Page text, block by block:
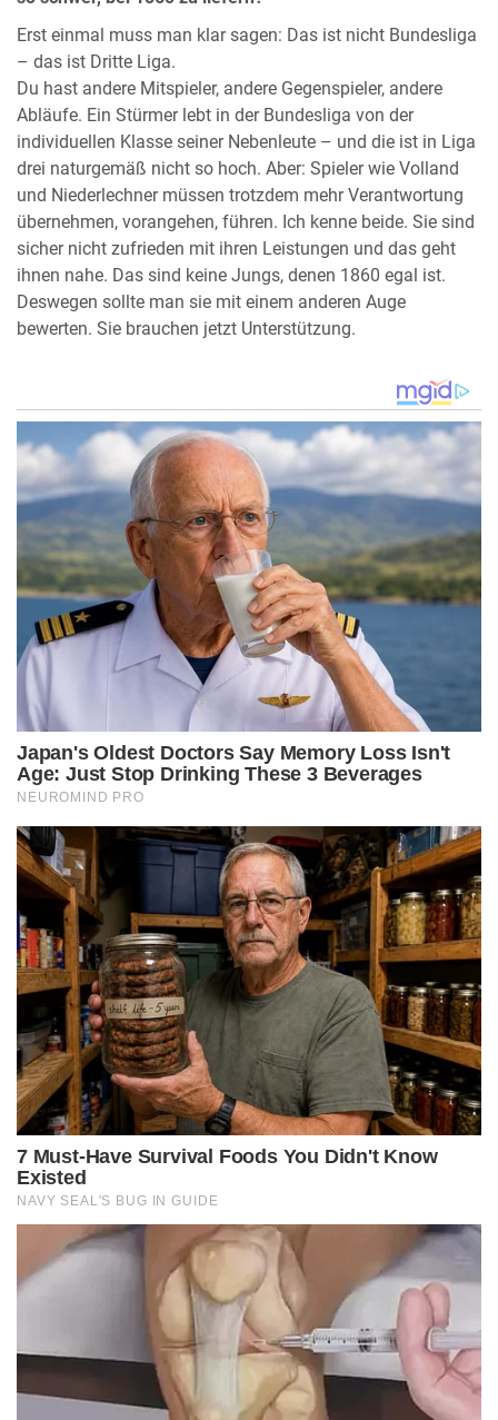
Erst einmal muss man klar sagen: Das ist nicht Bundesliga
– das ist Dritte Liga.
Du hast andere Mitspieler, andere Gegenspieler, andere
Abläufe. Ein Stürmer lebt in der Bundesliga von der
individuellen Klasse seiner Nebenleute – und die ist in Liga
drei naturgemäß nicht so hoch. Aber: Spieler wie Volland
und Niederlechner müssen trotzdem mehr Verantwortung
übernehmen, vorangehen, führen. Ich kenne beide. Sie sind
sicher nicht zufrieden mit ihren Leistungen und das geht
ihnen nahe. Das sind keine Jungs, denen 1860 egal ist.
Deswegen sollte man sie mit einem anderen Auge
bewerten. Sie brauchen jetzt Unterstützung.